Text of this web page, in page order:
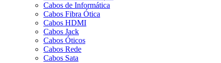
Cabos de Informática
Cabos Fibra Ótica
Cabos HDMI
Cabos Jack
Cabos Óticos
Cabos Rede
Cabos Sata